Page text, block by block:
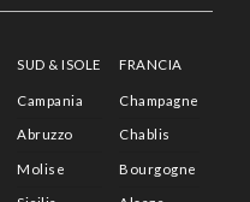
SUD & ISOLE
Campania
Abruzzo
Molise
FRANCIA
Champagne
Chablis
Bourgogne